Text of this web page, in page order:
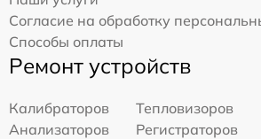
Согласие на обработку
Способы оплаты
Ремонт устройств
Калибраторов
Тепловизоров
Анализаторов
Регистраторов